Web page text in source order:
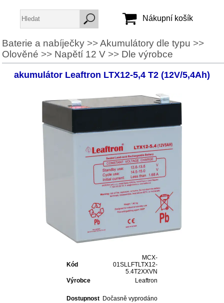
Jméno:
Heslo:
Vytvořit účet
Nákupní košík
Baterie a nabíječky>>Akumulátory dle typu >>
Olověné >> Napětí 12 V>> Dle výrobce
akumulátor Leaftron LTX12-5,4 T2 (12V/5,4Ah)
Kód
MCX-
01SLLFTLTX12-
5.4T2XXVN
Výrobce
Leaftron
Dostupnost
Dočasně vyprodáno